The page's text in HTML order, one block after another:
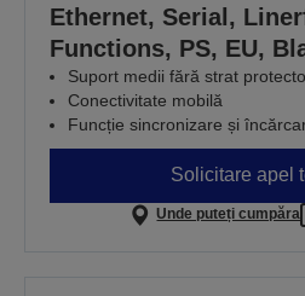
Ethernet, Serial,
Functions, PS, EU,
Suport medii fără strat
Conectivitate mobilă
Funcție sincronizare și
Solicitare apel
Unde puteți cumpăra